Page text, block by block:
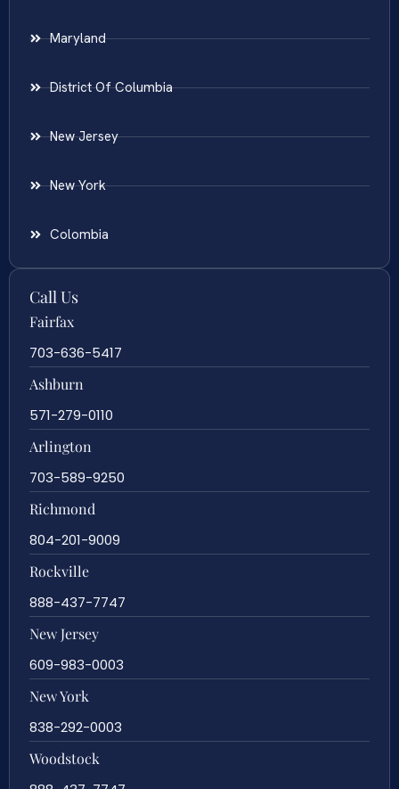
Maryland
District Of Columbia
New Jersey
New York
Colombia
Call Us
Fairfax
703-636-5417
Ashburn
571-279-0110
Arlington
703-589-9250
Richmond
804-201-9009
Rockville
888-437-7747
New Jersey
609-983-0003
New York
838-292-0003
Woodstock